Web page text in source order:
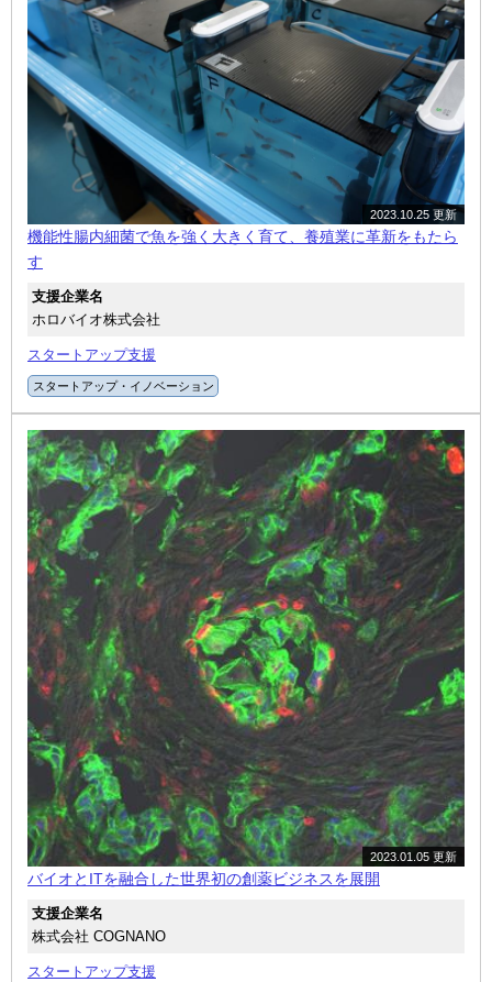
2023.10.25 更新
機能性腸内細菌で魚を強く大きく育て、養殖業に革新をもたら
す
支援企業名
ホロバイオ株式会社
スタートアップ支援
スタートアップ・イノベーション
2023.01.05 更新
バイオとITを融合した世界初の創薬ビジネスを展開
支援企業名
株式会社 COGNANO
スタートアップ支援